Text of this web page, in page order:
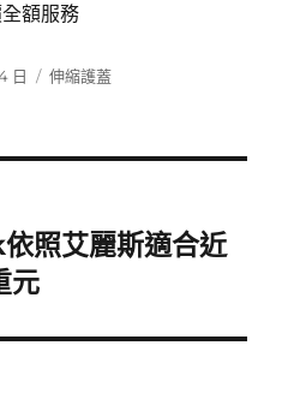
額服務
日
分
伸縮護蓋
照艾麗斯適合近
元